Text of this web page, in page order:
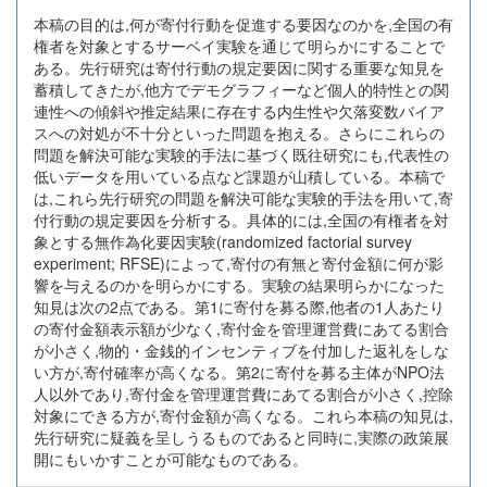
本稿の目的は,何が寄付行動を促進する要因なのかを,全国の有
権者を対象とするサーベイ実験を通じて明らかにすることで
ある。先行研究は寄付行動の規定要因に関する重要な知見を
蓄積してきたが,他方でデモグラフィーなど個人的特性との関
連性への傾斜や推定結果に存在する内生性や欠落変数バイア
スへの対処が不十分といった問題を抱える。さらにこれらの
問題を解決可能な実験的手法に基づく既往研究にも,代表性の
低いデータを用いている点など課題が山積している。本稿で
は,これら先行研究の問題を解決可能な実験的手法を用いて,寄
付行動の規定要因を分析する。具体的には,全国の有権者を対
象とする無作為化要因実験(randomized factorial survey
experiment; RFSE)によって,寄付の有無と寄付金額に何が影
響を与えるのかを明らかにする。実験の結果明らかになった
知見は次の2点である。第1に寄付を募る際,他者の1人あたり
の寄付金額表示額が少なく,寄付金を管理運営費にあてる割合
が小さく,物的・金銭的インセンティブを付加した返礼をしな
い方が,寄付確率が高くなる。第2に寄付を募る主体がNPO法
人以外であり,寄付金を管理運営費にあてる割合が小さく,控除
対象にできる方が,寄付金額が高くなる。これら本稿の知見は,
先行研究に疑義を呈しうるものであると同時に,実際の政策展
開にもいかすことが可能なものである。